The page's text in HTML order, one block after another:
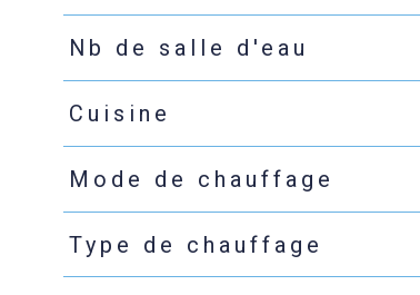
Nb de salle d'eau
Cuisine
Mode de chauffage
Type de chauffage